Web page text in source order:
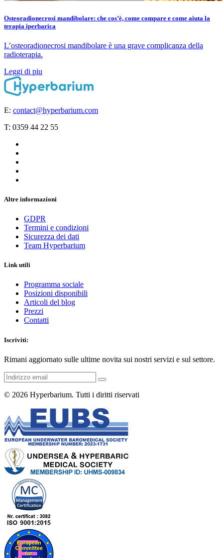
Osteoradionecrosi mandibolare: che cos’è, come compare e come aiuta la
terapia iperbarica
L’osteoradionecrosi mandibolare è una grave complicanza della
radioterapia.
Leggi di piu
E: contact@hyperbarium.com
T: 0359 44 22 55
Altre informazioni
GDPR
Termini e condizioni
Sicurezza dei dati
Team Hyperbarium
Link utili
Programma sociale
Posizioni disponibili
Articoli del blog
Prezzi
Contatti
Iscriviti:
Rimani aggiornato sulle ultime novita sui nostri servizi e sul settore.
© 2026 Hyperbarium. Tutti i diritti riservati